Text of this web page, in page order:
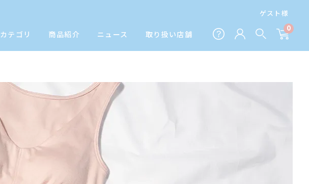
ゲスト様
カテゴリ 商品紹介 ニュース 取り扱い店舗
0